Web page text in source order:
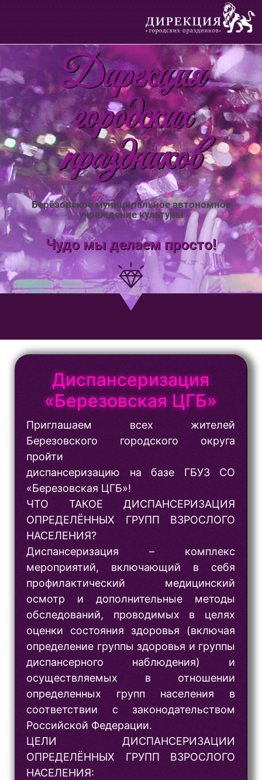
Дирекция
городских
праздников
Берёзовское муниципальное автономное
учреждение культуры
Чудо мы делаем просто!
Диспансеризация
«Березовская ЦГБ»
Приглашаем всех жителей
Березовского городского округа
пройти
диспансеризацию на базе ГБУЗ СО
«Березовская ЦГБ»!
ЧТО ТАКОЕ ДИСПАНСЕРИЗАЦИЯ
ОПРЕДЕЛЁННЫХ ГРУПП ВЗРОСЛОГО
НАСЕЛЕНИЯ?
Диспансеризация – комплекс
мероприятий, включающий в себя
профилактический медицинский
осмотр и дополнительные методы
обследований, проводимых в целях
оценки состояния здоровья (включая
определение группы здоровья и группы
диспансерного наблюдения) и
осуществляемых в отношении
определенных групп населения в
соответствии с законодательством
Российской Федерации.
ЦЕЛИ ДИСПАНСЕРИЗАЦИИ
ОПРЕДЕЛЁННЫХ ГРУПП ВЗРОСЛОГО
НАСЕЛЕНИЯ: